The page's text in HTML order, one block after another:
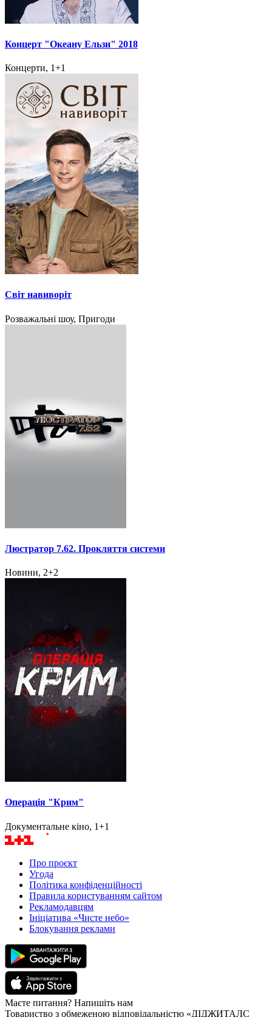
Концерт "Океану Ельзи" 2018
Концерти, 1+1
Світ навиворіт
Розважальні шоу, Пригоди
Люстратор 7.62. Прокляття системи
Новини, 2+2
Операція "Крим"
Документальне кіно, 1+1
Про проєкт
Угода
Політика конфіденційності
Правила користуванням сайтом
Рекламодавцям
Ініціатива «Чисте небо»
Блокування реклами
Маєте питання? Напишіть нам
Товариство з обмеженою відповідальністю «ДІДЖИТАЛС